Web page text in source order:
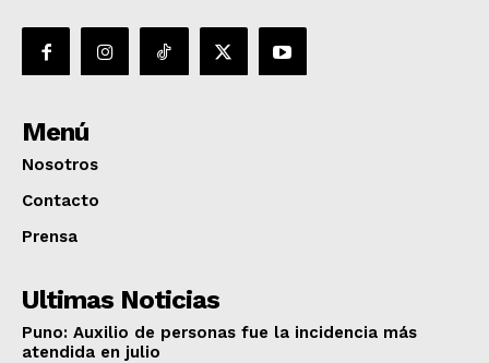
Menú
Nosotros
Contacto
Prensa
Ultimas Noticias
Puno: Auxilio de personas fue la incidencia más
atendida en julio